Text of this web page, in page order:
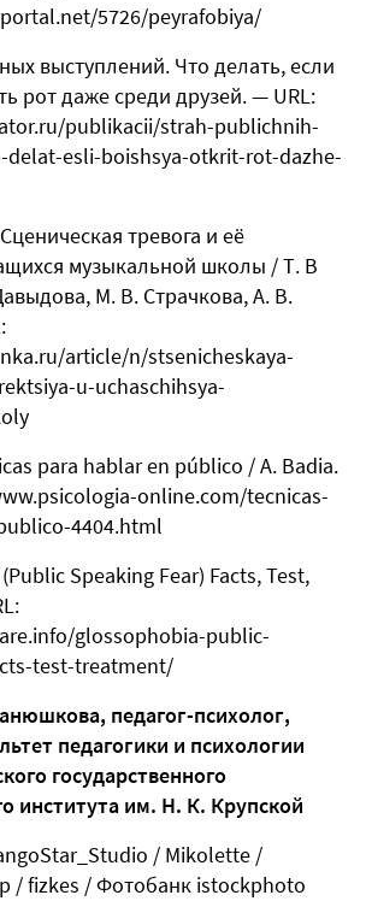
5726/peyrafobiya/
выступлений. Что делать, если
рот даже среди друзей. — URL:
publikacii/strah-publichnih-
delat-esli-boishsya-otkrit-rot-dazhe-
тревога и её
музыкальной школы / Т. В
М. В. Страчкова, А. В.
article/n/stsenicheskaya-
u-uchaschihsya-
para hablar en público / A. Badia.
online.com/tecnicas-
4404.html
Speaking Fear) Facts, Test,
glossophobia-public-
test-treatment/
педагог-психолог,
педагогики и психологии
государственного
института им. Н. К. Крупской
/ Mikolette /
/ fizkes / Фотобанк istockphoto